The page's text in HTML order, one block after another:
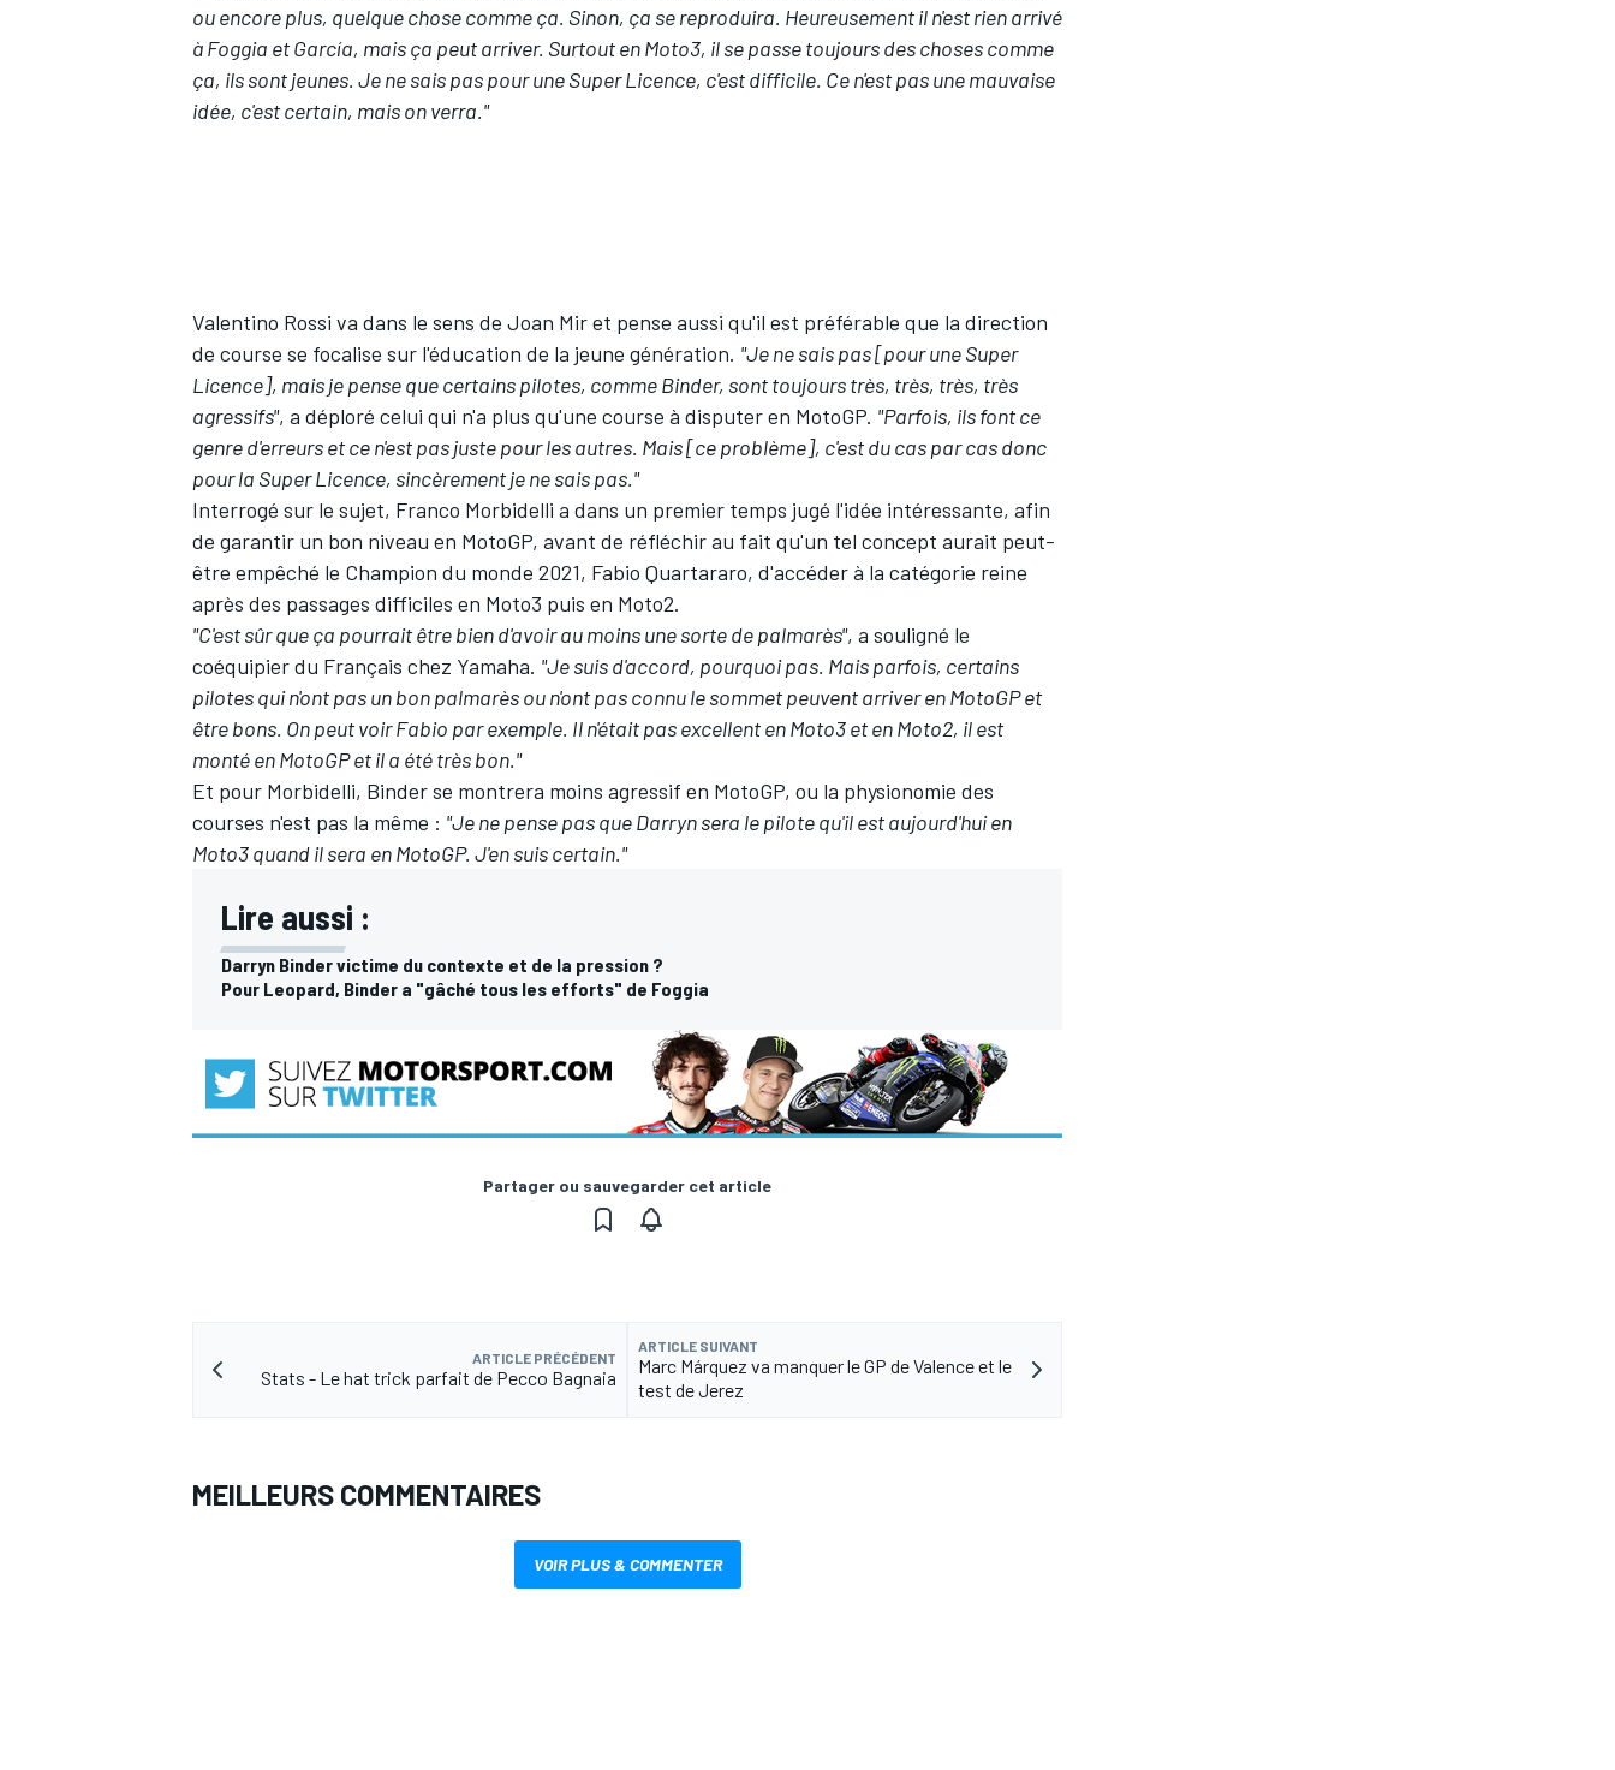
ou encore plus, quelque chose comme ça. Sinon, ça se reproduira. Heureusement il n'est rien arrivé
à Foggia et García, mais ça peut arriver. Surtout en Moto3, il se passe toujours des choses comme
ça, ils sont jeunes. Je ne sais pas pour une Super Licence, c'est difficile. Ce n'est pas une mauvaise
idée, c'est certain, mais on verra."
Valentino Rossi va dans le sens de Joan Mir et pense aussi qu'il est préférable que la direction
de course se focalise sur l'éducation de la jeune génération. "Je ne sais pas [pour une Super
Licence], mais je pense que certains pilotes, comme Binder, sont toujours très, très, très, très
agressifs", a déploré celui qui n'a plus qu'une course à disputer en MotoGP. "Parfois, ils font ce
genre d'erreurs et ce n'est pas juste pour les autres. Mais [ce problème], c'est du cas par cas donc
pour la Super Licence, sincèrement je ne sais pas."
Interrogé sur le sujet, Franco Morbidelli a dans un premier temps jugé l'idée intéressante, afin
de garantir un bon niveau en MotoGP, avant de réfléchir au fait qu'un tel concept aurait peut-
être empêché le Champion du monde 2021, Fabio Quartararo, d'accéder à la catégorie reine
après des passages difficiles en Moto3 puis en Moto2.
"C'est sûr que ça pourrait être bien d'avoir au moins une sorte de palmarès", a souligné le
coéquipier du Français chez Yamaha. "Je suis d'accord, pourquoi pas. Mais parfois, certains
pilotes qui n'ont pas un bon palmarès ou n'ont pas connu le sommet peuvent arriver en MotoGP et
être bons. On peut voir Fabio par exemple. Il n'était pas excellent en Moto3 et en Moto2, il est
monté en MotoGP et il a été très bon."
Et pour Morbidelli, Binder se montrera moins agressif en MotoGP, ou la physionomie des
courses n'est pas la même : "Je ne pense pas que Darryn sera le pilote qu'il est aujourd'hui en
Moto3 quand il sera en MotoGP. J'en suis certain."
Lire aussi :
Darryn Binder victime du contexte et de la pression ?
Pour Leopard, Binder a "gâché tous les efforts" de Foggia
Partager ou sauvegarder cet article
ARTICLE PRÉCÉDENT
Stats - Le hat trick parfait de Pecco Bagnaia
ARTICLE SUIVANT
Marc Márquez va manquer le GP de Valence et le
test de Jerez
MEILLEURS COMMENTAIRES
VOIR PLUS & COMMENTER